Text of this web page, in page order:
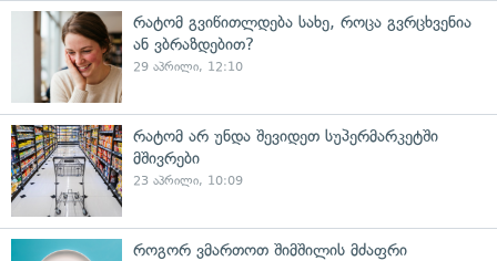
რატომ გვიწითლდება სახე, როცა გვრცხვენია
ან ვბრაზდებით?
29 აპრილი, 12:10
რატომ არ უნდა შევიდეთ სუპერმარკეტში
მშივრები
23 აპრილი, 10:09
როგორ ვმართოთ შიმშილის მძაფრი